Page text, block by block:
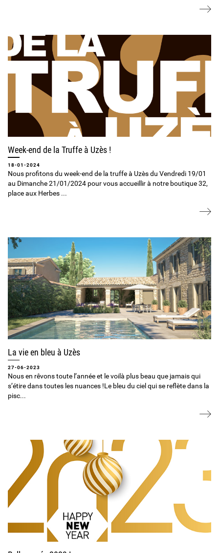
Week-end de la Truffe à Uzès !
18-01-2024
Nous profitons du week-end de la truffe à Uzès du Vendredi 19/01
au Dimanche 21/01/2024 pour vous accueillir à notre boutique 32,
place aux Herbes ...
La vie en bleu à Uzès
27-06-2023
Nous en rêvons toute l’année et le voilà plus beau que jamais qui
s’étire dans toutes les nuances !Le bleu du ciel qui se reflète dans la
pisc...